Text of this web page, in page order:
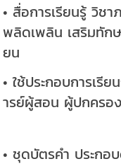
• สื่อการเรียนรู้ วิช
พลิดเพลิน เสริมทักษ
ยน
• ใช้ประกอบการเรี
ารย์ผู้สอน ผู้ปกครอ
• ชุดบัตรคำ ประกอ